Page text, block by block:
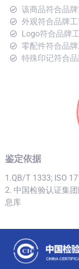
该商品符合品
外观符合品牌
Logo符合品牌
零配件符合品
特殊印记符合
鉴定依据
1.QB/T 1333; ISO
2. 中国检验认证集
息库